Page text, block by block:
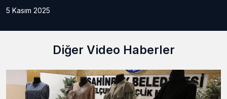
5 Kasım 2025
Diğer Video Haberler